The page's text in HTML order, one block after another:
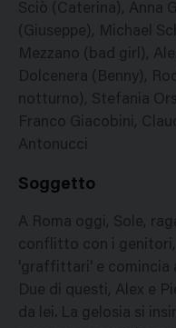
Sciò (Caterina), Anna
(Giuseppe), Michael
Mezzano (bad girl),
Dolcenera (Benny),
notturno), Stefania
Franco Giacobini,
Antonucci
Soggetto
A Roma oggi, Sole,
conflitto con i
'graffittari' e comincia
Due di questi, Alex e
da lei. La gelosia si